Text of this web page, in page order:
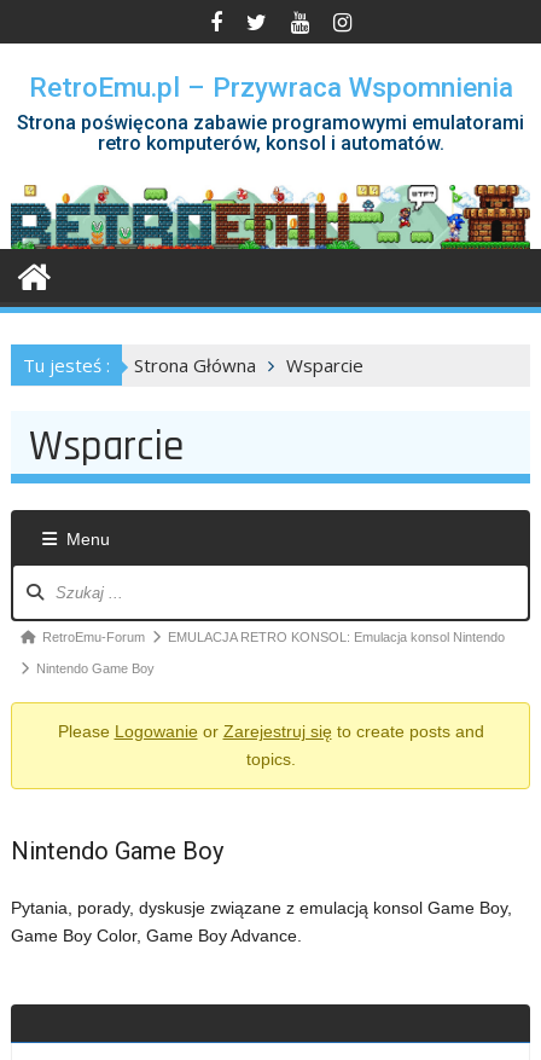
to
contentRetroEmu.pl – Przywraca Wspomnienia
Strona poświęcona zabawie programowymi emulatorami
retro komputerów, konsol i automatów.
Tu jesteś : Strona Główna Wsparcie
Wsparcie
Menu
forum
Ścieżka
forum
-
RetroEmu-Forum EMULACJA RETRO KONSOL: Emulacja konsol Nintendo
Nintendo Game Boy
Please Logowanie or Zarejestruj się to create posts and
topics.
Nintendo Game Boy
Pytania, porady, dyskusje związane z emulacją konsol Game Boy,
Game Boy Color, Game Boy Advance.